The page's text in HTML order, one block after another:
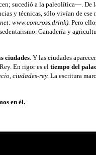
sucedió a la paleolítica—. De
y técnicas, sólo vivían de
www.com.ross.drink). Pero
Ganadería y
ciudades. Y las ciudades
En rigor es el tiempo del
ciudades-rey. La escritura
en él.